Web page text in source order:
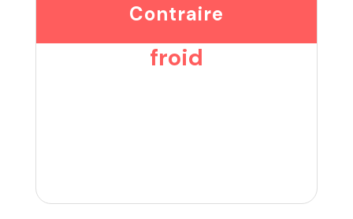
Contraire
froid